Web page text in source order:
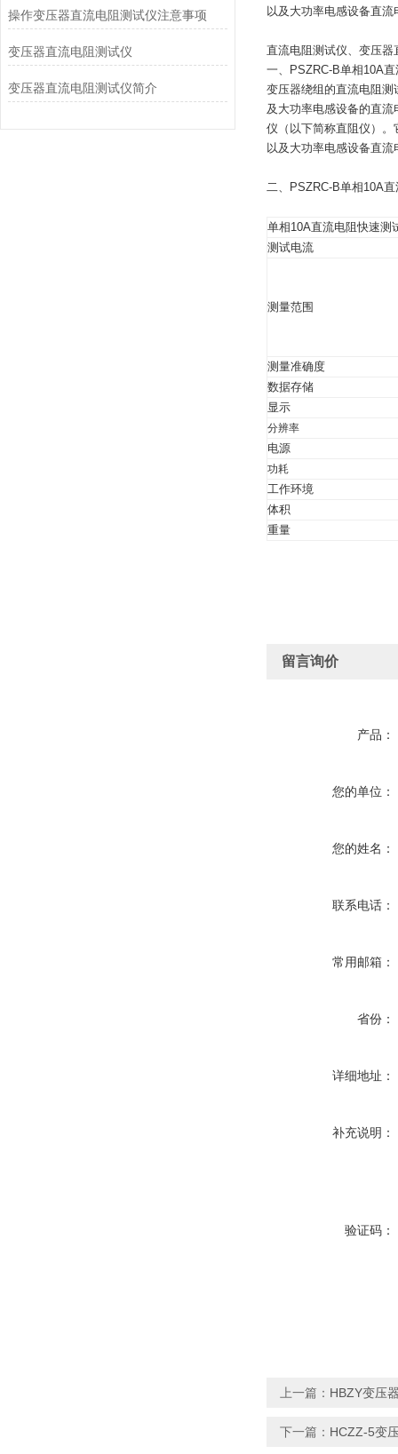
以及大功率电感设备直
直流电阻测试仪、变压
一、PSZRC-B单相10A
变压器绕组的直流电阻
及大功率电感设备的直
仪（以下简称直阻仪）
以及大功率电感设备直
二、PSZRC-B单相10A
单相10A直流电阻快速测
测试电流
测量范围
测量准确度
数据存储
显示
分辨率
电源
功耗
工作环境
体积
重量
留言询价
产品：
您的单位：
您的姓名：
联系电话：
常用邮箱：
省份：
详细地址：
补充说明：
验证码：
上一篇： HBZY变压
下一篇： HCZZ-5变
操作变压器直流电阻测试仪注意事项
变压器直流电阻测试仪
变压器直流电阻测试仪简介